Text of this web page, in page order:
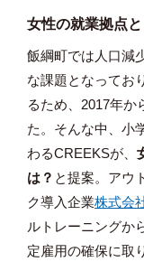
女性の就業拠点
飯綱町では人口減
な課題となってお
るため、2017年か
た。そんな中、小
わるCREEKSが、
は？ と提案。アウ
ク導入企業株式会
ルトレーニングか
定雇用の確保に取